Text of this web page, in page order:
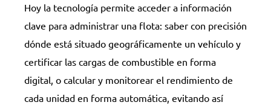
Hoy la tecnología permite acceder a información
clave para administrar una flota: saber con precisión
dónde está situado geográficamente un vehículo y
certificar las cargas de combustible en forma
digital, o calcular y monitorear el rendimiento de
cada unidad en forma automática, evitando así